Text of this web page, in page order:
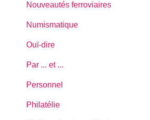
Nouveautés ferroviaires
Numismatique
Ouï-dire
Par ... et ...
Personnel
Philatélie